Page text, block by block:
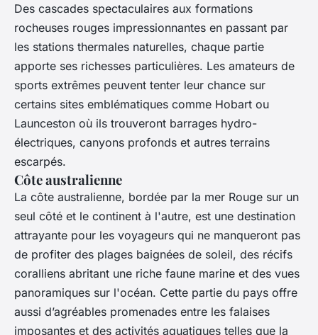
Des cascades spectaculaires aux formations
rocheuses rouges impressionnantes en passant par
les stations thermales naturelles, chaque partie
apporte ses richesses particulières. Les amateurs de
sports extrêmes peuvent tenter leur chance sur
certains sites emblématiques comme Hobart ou
Launceston où ils trouveront barrages hydro-
électriques, canyons profonds et autres terrains
escarpés.
Côte australienne
La côte australienne, bordée par la mer Rouge sur un
seul côté et le continent à l'autre, est une destination
attrayante pour les voyageurs qui ne manqueront pas
de profiter des plages baignées de soleil, des récifs
coralliens abritant une riche faune marine et des vues
panoramiques sur l'océan. Cette partie du pays offre
aussi d’agréables promenades entre les falaises
imposantes et des activités aquatiques telles que la